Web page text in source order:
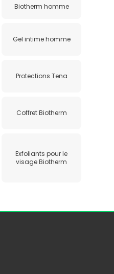
Biotherm homme
Gel intime homme
Protections Tena
Coffret Biotherm
Exfoliants pour le
visage Biotherm